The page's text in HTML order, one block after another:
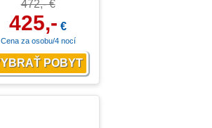
472,- €
425,- €
Cena za osobu/4 nocí